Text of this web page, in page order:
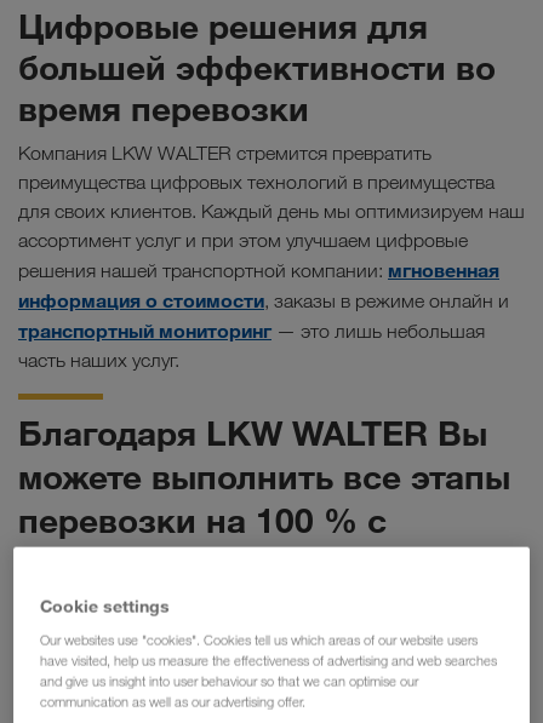
Отрасли
Цифровые решения для
большей эффективности во
время перевозки
Компания LKW WALTER стремится превратить
преимущества цифровых технологий в преимущества
для своих клиентов. Каждый день мы оптимизируем наш
ассортимент услуг и при этом улучшаем цифровые
решения нашей транспортной компании: мгновенная
информация о стоимости, заказы в режиме онлайн и
транспортный мониторинг — это лишь небольшая
часть наших услуг.
Благодаря LKW WALTER Вы
можете выполнить все этапы
перевозки на 100 % с
технологий.
Наши цифровые продукты по-прежнему
сопровождаются привычной персональной поддержкой,
Cookie settings
Our websites use "cookies". Cookies tell us which areas of our website users
have visited, help us measure the effectiveness of advertising and web searches
and give us insight into user behaviour so that we can optimise our
communication as well as our advertising offer.